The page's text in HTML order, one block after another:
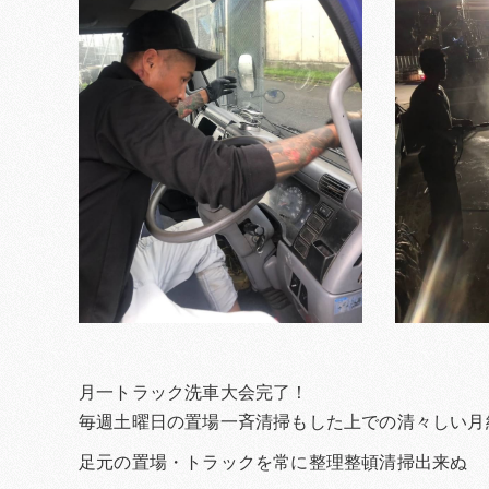
月一トラック洗車大会完了！
毎週土曜日の置場一斉清掃もした上での清々しい
足元の置場・トラックを常に整理整頓清掃出来ぬ